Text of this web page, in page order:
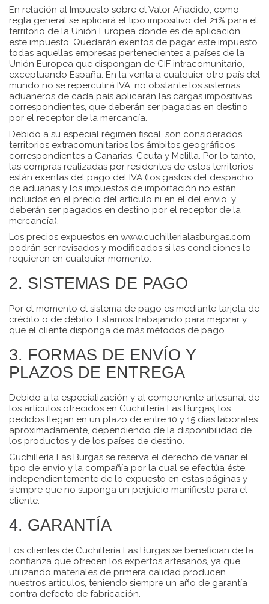
En relación al Impuesto sobre el Valor Añadido, como
regla general se aplicará el tipo impositivo del 21% para el
territorio de la Unión Europea donde es de aplicación
este impuesto. Quedarán exentos de pagar este impuesto
todas aquellas empresas pertenecientes a países de la
Unión Europea que dispongan de CIF intracomunitario,
exceptuando España. En la venta a cualquier otro país del
mundo no se repercutirá IVA, no obstante los sistemas
aduaneros de cada país aplicarán las cargas impositivas
correspondientes, que deberán ser pagadas en destino
por el receptor de la mercancía.
Debido a su especial régimen fiscal, son considerados
territorios extracomunitarios los ámbitos geográficos
correspondientes a Canarias, Ceuta y Melilla. Por lo tanto,
las compras realizadas por residentes de estos territorios
están exentas del pago del IVA (los gastos del despacho
de aduanas y los impuestos de importación no están
incluidos en el precio del artículo ni en el del envío, y
deberán ser pagados en destino por el receptor de la
mercancía).
Los precios expuestos en www.cuchillerialasburgas.com
podrán ser revisados y modificados si las condiciones lo
requieren en cualquier momento.
2. SISTEMAS DE PAGO
Por el momento el sistema de pago es mediante tarjeta de
crédito o de débito. Estamos trabajando para mejorar y
que el cliente disponga de más métodos de pago.
3. FORMAS DE ENVÍO Y
PLAZOS DE ENTREGA
Debido a la especialización y al componente artesanal de
los artículos ofrecidos en Cuchillería Las Burgas, los
pedidos llegan en un plazo de entre 10 y 15 días laborales
aproximadamente, dependiendo de la disponibilidad de
los productos y de los países de destino.
Cuchillería Las Burgas se reserva el derecho de variar el
tipo de envío y la compañía por la cual se efectúa éste,
independientemente de lo expuesto en estas páginas y
siempre que no suponga un perjuicio manifiesto para el
cliente.
4. GARANTÍA
Los clientes de Cuchillería Las Burgas se benefician de la
confianza que ofrecen los expertos artesanos, ya que
utilizando materiales de primera calidad producen
nuestros artículos, teniendo siempre un año de garantía
contra defecto de fabricación.